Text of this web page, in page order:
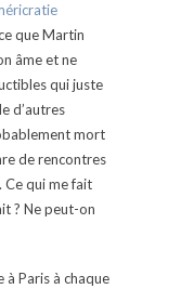
que Martin
âme et ne
qui juste
d’autres
mort
de rencontres
Ce qui me fait
? Ne peut-on
à Paris à chaque